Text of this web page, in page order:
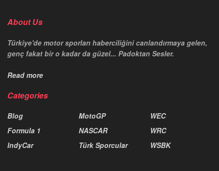
About Us
Türkiye'de motor sporları haberciliğini canlandırmaya gelen,
genç fakat bir o kadar da güzel... Padoktan Sesler.
Read more
Categories
Blog
Formula 1
IndyCar
MotoGP
NASCAR
Türk Sporcular
WEC
WRC
WSBK